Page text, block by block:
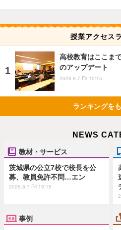
授業アクセス
高校教育はここま
のアップデート
2026.8.7 Fri 15:15
ランキングを
NEWS
教材・サービス
茨城県の公立7校で校長を公
募、教員免許不問…エン
2026.8.7 Fri 19:15
事例